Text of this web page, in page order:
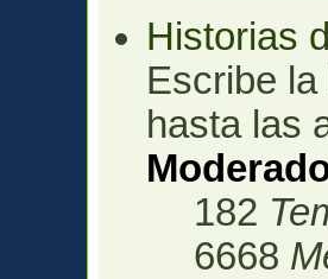
Historias
Escribe
hasta las
182
6668